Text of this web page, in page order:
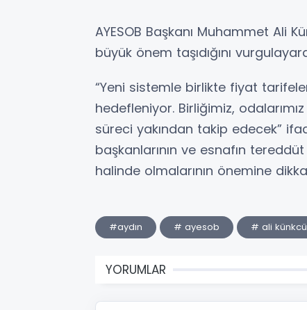
AYESOB Başkanı Muhammet Ali
büyük önem taşıdığını
“Yeni sistemle birlikte fiyat
hedefleniyor. Birliğimiz,
süreci yakından takip edecek”
başkanlarının ve esnafın
halinde olmalarının önemine
#aydın # ayesob # ali künkcü
YORUMLAR